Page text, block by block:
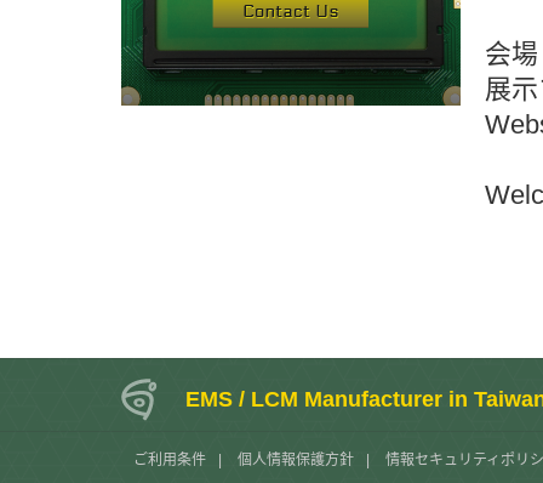
会
展
EMS / LCM Manufacturer in
ご利用条件 個人情報保護方針 情報セキュリティポリ